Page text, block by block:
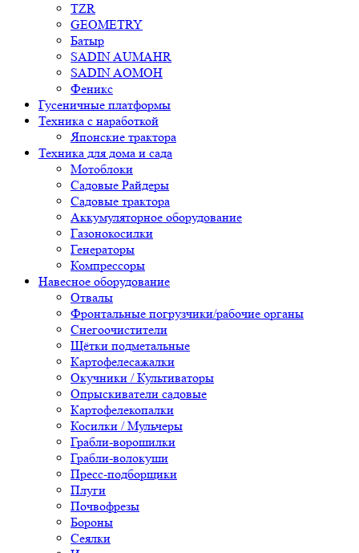
TZR
GEOMETRY
Батыр
SADIN AUMAHR
SADIN AOMOH
Феникс
Гусеничные платформы
Техника с наработкой
Японские трактора
Техника для дома и сада
Мотоблоки
Садовые Райдеры
Садовые трактора
Аккумуляторное оборудование
Газонокосилки
Генераторы
Компрессоры
Навесное оборудование
Отвалы
Фронтальные погрузчики/рабочие органы
Снегоочистители
Щётки подметальные
Картофелесажалки
Окучники / Культиваторы
Опрыскиватели садовые
Картофелекопалки
Косилки / Мульчеры
Грабли-ворошилки
Грабли-волокуши
Пресс-подборщики
Плуги
Почвофрезы
Бороны
Сеялки